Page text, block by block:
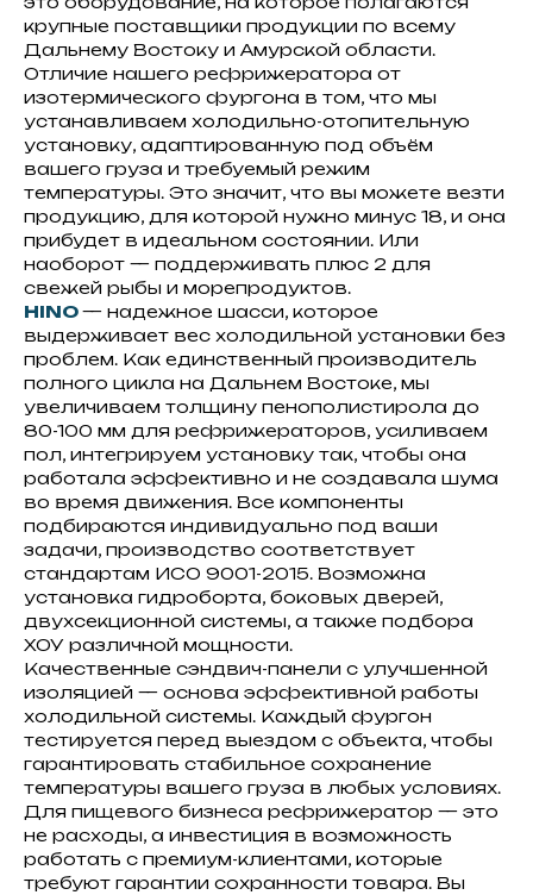
крупные поставщики продукции по всему
Дальнему Востоку и Амурской области.
Отличие нашего рефрижератора от
изотермического фургона в том, что мы
устанавливаем холодильно-отопительную
установку, адаптированную под объём
вашего груза и требуемый режим
температуры. Это значит, что вы можете везти
продукцию, для которой нужно минус 18, и она
прибудет в идеальном состоянии. Или
наоборот — поддерживать плюс 2 для
свежей рыбы и морепродуктов.
HINO— надежное шасси, которое
выдерживает вес холодильной установки без
проблем. Как единственный производитель
полного цикла на Дальнем Востоке, мы
увеличиваем толщину пенополистирола до
80-100 мм для рефрижераторов, усиливаем
пол, интегрируем установку так, чтобы она
работала эффективно и не создавала шума
во время движения. Все компоненты
подбираются индивидуально под ваши
задачи, производство соответствует
стандартам ИСО 9001-2015. Возможна
установка гидроборта, боковых дверей,
двухсекционной системы, а также подбора
ХОУ различной мощности.
Качественные сэндвич-панели с улучшенной
изоляцией — основа эффективной работы
холодильной системы. Каждый фургон
тестируется перед выездом с объекта, чтобы
гарантировать стабильное сохранение
температуры вашего груза в любых условиях.
Для пищевого бизнеса рефрижератор — это
не расходы, а инвестиция в возможность
работать с премиум-клиентами, которые
требуют гарантии сохранности товара. Вы